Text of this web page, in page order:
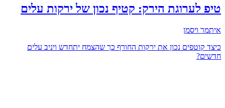
טיפ לערוגת הירק: קטיף נכון של ירקות עלים
איתמר ויסמן
כיצד קוטפים נכון את ירקות החורף כך שהצמח יתחדש ויניב עלים
חדשים?